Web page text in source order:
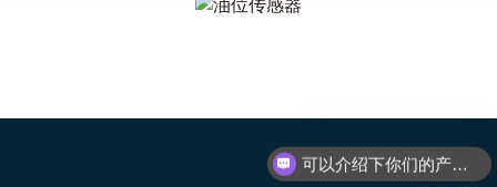
可以介绍下你们的产品么？
现在有优惠活动么？